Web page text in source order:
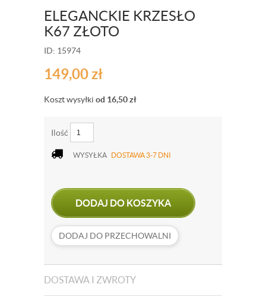
ELEGANCKIE KRZESŁO
K67 ZŁOTO
ID: 15974
149,00zł
Koszt wysyłki od 16,50zł
Ilość
WYSYŁKA DOSTAWA 3-7 DNI
DODAJ DO KOSZYKA
DODAJ DO PRZECHOWALNI
DOSTAWA I ZWROTY